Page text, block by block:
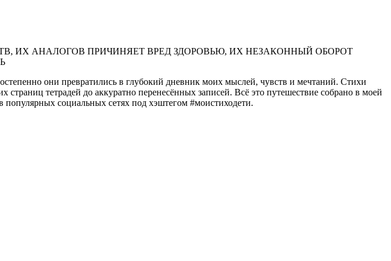
ИХ АНАЛОГОВ ПРИЧИНЯЕТ ВРЕД ЗДОРОВЬЮ, ИХ НЕЗАКОННЫЙ ОБОРОТ
они превратились в глубокий дневник моих мыслей, чувств и мечтаний. Стихи
тетрадей до аккуратно перенесённых записей. Всё это путешествие собрано в моей
социальных сетях под хэштегом #моистиходети.